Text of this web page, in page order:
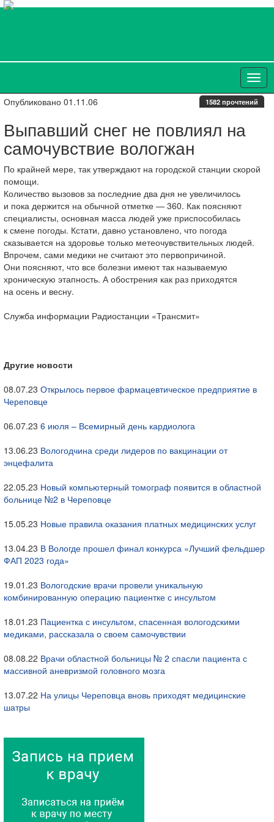
Опубликовано 01.11.06 1582 прочтений
Выпавший снег не повлиял на
самочувствие вологжан
По крайней мере, так утверждают на городской станции скорой
помощи.
Количество вызовов за последние два дня не увеличилось
и пока держится на обычной отметке — 360. Как поясняют
специалисты, основная масса людей уже приспособилась
к смене погоды. Кстати, давно установлено, что погода
сказывается на здоровье только метеочувствительных людей.
Впрочем, сами медики не считают это первопричиной.
Они поясняют, что все болезни имеют так называемую
хроническую этапность. А обострения как раз приходятся
на осень и весну.
Служба информации Радиостанции «Трансмит»
Другие новости
08.07.23 Открылось первое фармацевтическое предприятие в
Череповце
06.07.23 6 июля – Всемирный день кардиолога
13.06.23 Вологодчина среди лидеров по вакцинации от
энцефалита
22.05.23 Новый компьютерный томограф появится в областной
больнице №2 в Череповце
15.05.23 Новые правила оказания платных медицинских услуг
13.04.23 В Вологде прошел финал конкурса «Лучший фельдшер
ФАП 2023 года»
19.01.23 Вологодские врачи провели уникальную
комбинированную операцию пациентке с инсультом
18.01.23 Пациентка с инсультом, спасенная вологодскими
медиками, рассказала о своем самочувствии
08.08.22 Врачи областной больницы № 2 спасли пациента с
массивной аневризмой головного мозга
13.07.22 На улицы Череповца вновь приходят медицинские
шатры